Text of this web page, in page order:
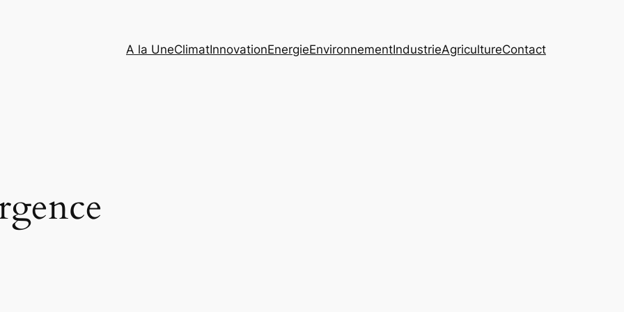
A la UneClimatInnovationEnergieEnvironnementIndustrieAgricultureContact